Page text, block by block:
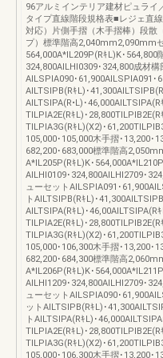
96アルミインテリア建材ピュライ
タイプ直線階段規格表■レジェ直
対応）片側手摺（木手摺棒）段散
プ）標準階高2,040mm2,090mm
564,000A*IL209P(RｷL)K･564,800
324,800AILHI0309･324,800成材
AILSPIA090･61,900AILSPIA091･
AILTSIPB(RｷL)･
AILTSIPA(R•L)･
TILPIA2E(RｷL)･
TILPIA3G(RｷL)(X2)･
105,000･105,000木手摺･13,200･
682,200･683,000標準階高
A*IL205P(RｷL)K･
AILHI0109･324,800AILHI2709･
ューセットAILSPIA091･
トAILTSIPB(RｷL)･
AILTSIPA(RｷL)･46,00AILTSIPA(R
TILPIA2E(RｷL)･
TILPIA3G(RｷL)(X2)･
105,000･106,300木手摺･13,200･
682,200･684,300標準階高
A*IL206P(RｷL)K･
AILHI1209･324,800AILHI2709･
ューセットAILSPIA090･
ットAILTSIPB(RｷL)･
トAILTSIPA(RｷL)･
TILPIA2E(RｷL)･
TILPIA3G(RｷL)(X2)･
105,000･106,300木手摺･13,200･